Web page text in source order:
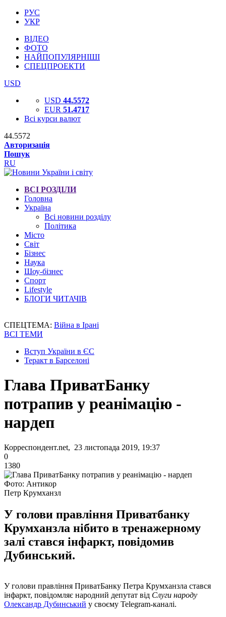
РУС
УКР
ВІДЕО
ФОТО
НАЙПОПУЛЯРНІШІ
СПЕЦПРОЕКТИ
USD
USD 44.5572
EUR 51.4717
Всі курси валют
44.5572
Авторизація
Пошук
RU
ВСІ РОЗДІЛИ
Головна
Україна
Всі новини розділу
Політика
Місто
Світ
Бізнес
Наука
Шоу-бізнес
Спорт
Lifestyle
БЛОГИ ЧИТАЧІВ
СПЕЦТЕМА: Війна в Ірані
ВСІ ТЕМИ
Вступ України в ЄС
Теракт в Барселоні
Глава ПриватБанку
потрапив у реанімацію -
нардеп
Корреспондент.net, 23 листопада 2019, 19:37
0
1380
Фото: Антикор
Петр Крумханзл
У голови правління Приватбанку
Крумханзла нібито в тренажерному
залі стався інфаркт, повідомив
Дубинський.
У голови правління ПриватБанку Петра Крумханзла стався
інфаркт, повідомляє народний депутат від Слуги народу
Олександр Дубинський у своєму Telegram-каналі.